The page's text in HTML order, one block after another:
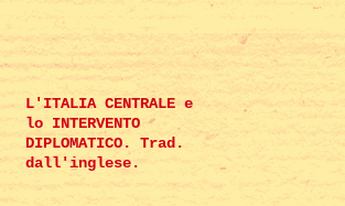
L'ITALIA CENTRALE e
lo INTERVENTO
DIPLOMATICO. Trad.
dall'inglese.